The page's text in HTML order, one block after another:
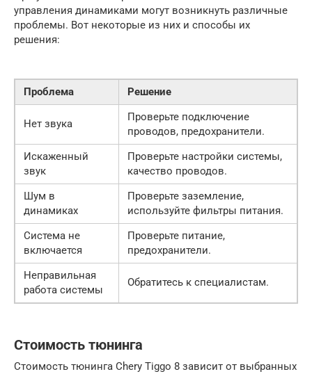
управления динамиками могут возникнуть различные
проблемы. Вот некоторые из них и способы их
решения:
Проблема Решение
Нет звука
Проверьте подключение
проводов, предохранители.
Искаженный
звук
Проверьте настройки системы,
качество проводов.
Шум в
динамиках
Проверьте заземление,
используйте фильтры питания.
Система не
включается
Проверьте питание,
предохранители.
Неправильная
работа системы
Обратитесь к специалистам.
Стоимость тюнинга
Стоимость тюнинга Chery Tiggo 8 зависит от выбранных